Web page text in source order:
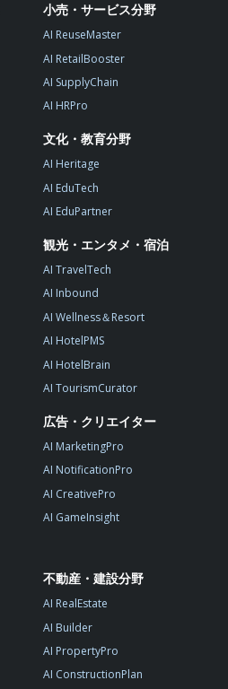
小売・サービス分野
AI ReuseMaster
AI RetailBooster
AI SupplyChain
AI HRPro
文化・教育分野
AI Heritage
AI EduTech
AI EduPartner
観光・エンタメ・宿泊
AI TravelTech
AI Inbound
AI Wellness＆Resort
AI HotelPMS
AI HotelBrain
AI TourismCurator
広告・クリエイター
AI MarketingPro
AI NotificationPro
AI CreativePro
AI GameInsight
不動産・建設分野
AI RealEstate
AI Builder
AI PropertyPro
AI ConstructionPlan